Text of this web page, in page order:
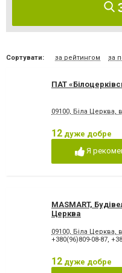
Сортувати: за рейтингом за
ПАТ
09100, Біла Церква,
12 дуже добре
Я
MASMART,
Церква
09100, Біла Церква,
+380(96)809-08-87,
12 дуже добре